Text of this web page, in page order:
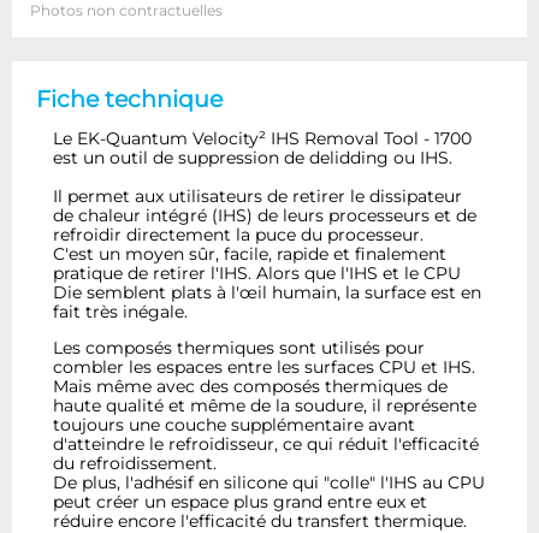
Photos non contractuelles
Fiche technique
Le EK-Quantum Velocity² IHS Removal Tool - 1700
est un outil de suppression de delidding ou IHS.
Il permet aux utilisateurs de retirer le dissipateur
de chaleur intégré (IHS) de leurs processeurs et de
refroidir directement la puce du processeur.
C'est un moyen sûr, facile, rapide et finalement
pratique de retirer l'IHS. Alors que l'IHS et le CPU
Die semblent plats à l'œil humain, la surface est en
fait très inégale.
Les composés thermiques sont utilisés pour
combler les espaces entre les surfaces CPU et IHS.
Mais même avec des composés thermiques de
haute qualité et même de la soudure, il représente
toujours une couche supplémentaire avant
d'atteindre le refroidisseur, ce qui réduit l'efficacité
du refroidissement.
De plus, l'adhésif en silicone qui "colle" l'IHS au CPU
peut créer un espace plus grand entre eux et
réduire encore l'efficacité du transfert thermique.